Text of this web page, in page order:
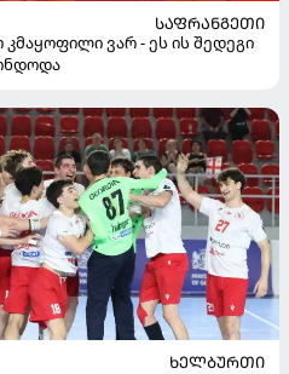
ᲡᲐᲤᲠᲐᲜᲒᲔᲗᲘ
კმაყოფილი ვარ - ეს ის შედეგი
ᲮᲔᲚᲑᲣᲠᲗᲘ